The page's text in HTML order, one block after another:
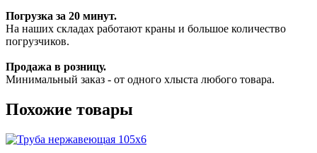
Погрузка за 20 минут.
На наших складах работают краны и большое количество
погрузчиков.
Продажа в розницу.
Минимальный заказ - от одного хлыста любого товара.
Похожие товары